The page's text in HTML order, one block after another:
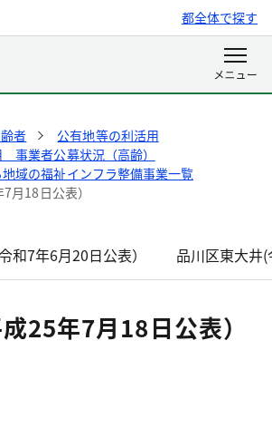
都全体で探す
者
公有地等の利活用
事業者公募状況（高齢）
域の福祉インフラ整備事業一覧
月18日公表）
和7年6月20日公表） 品川区東大井
25年7月18日公表）